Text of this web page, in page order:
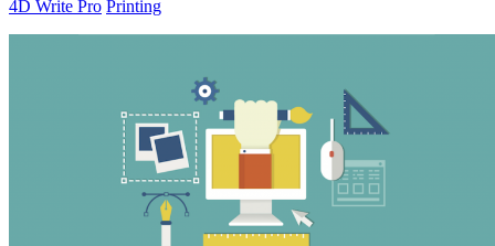
4D Write Pro Printing